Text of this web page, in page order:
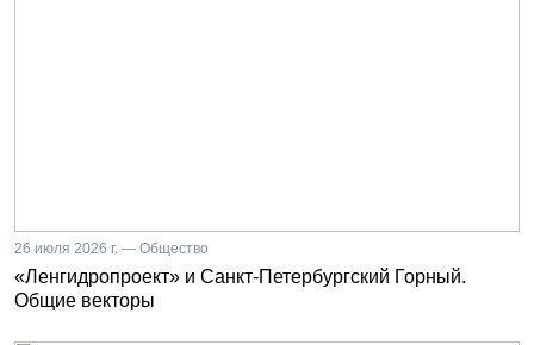
26 июля 2026 г. — Общество
«Ленгидропроект» и Санкт-Петербургский Горный.
Общие векторы